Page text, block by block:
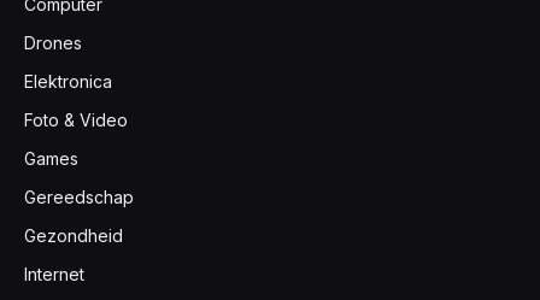
Drones
Elektronica
Foto & Video
Games
Gereedschap
Gezondheid
Internet